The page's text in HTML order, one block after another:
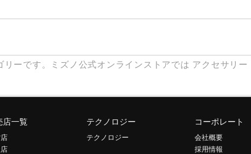
リーです。ミズノ公式オンラインストアでは アクセサリー
店一覧 テクノロジー
テクノロジー
コーポレート
会社概要
採用情報